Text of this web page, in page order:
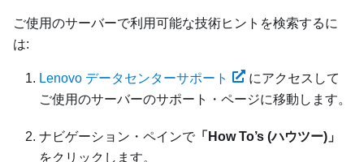
ご使用のサーバーで利用可能な技術ヒントを検索するに
は:
Lenovo データセンターサポート
にアクセスして
ご使用のサーバーのサポート・ページに移動します。
ナビゲーション・ペインで「How To’s (ハウツー)」
をクリックします。